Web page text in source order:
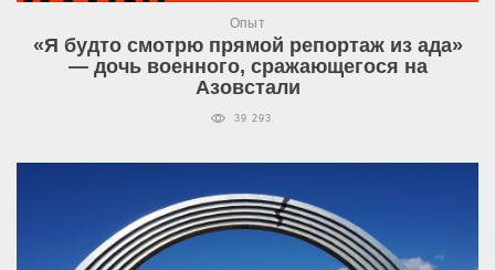
Опыт
«Я будто смотрю прямой репортаж из ада»
— дочь военного, сражающегося на
Азовстали
39 293